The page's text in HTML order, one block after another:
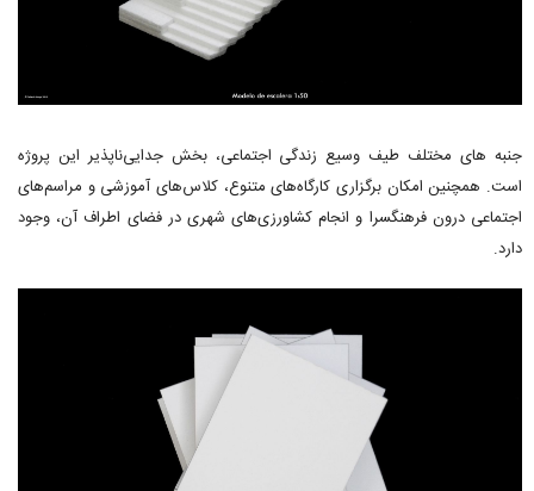
جنبه های مختلف طیف وسیع زندگی اجتماعی، بخش جدایی‌ناپذیر این پروژه
است. همچنین امکان برگزاری کارگاه‌های متنوع، کلاس‌های آموزشی و مراسم‌های
اجتماعی درون فرهنگسرا و انجام کشاورزی‌های شهری در فضای اطراف آن، وجود
دارد.